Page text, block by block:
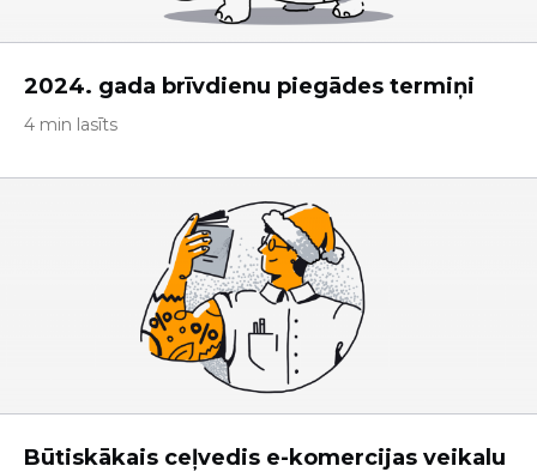
2024. gada brīvdienu piegādes termiņi
4 min lasīts
Būtiskākais ceļvedis e-komercijas veikalu